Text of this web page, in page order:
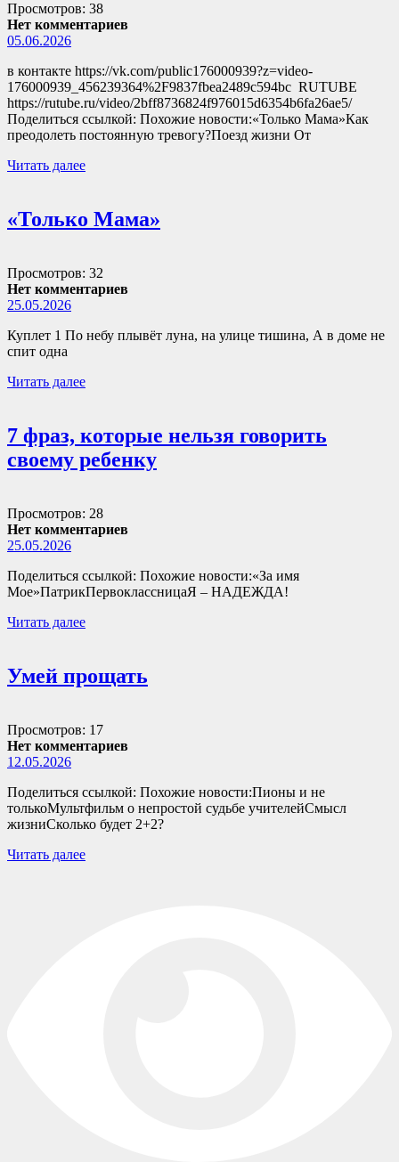
Просмотров: 38
Нет комментариев
05.06.2026
в контакте https://vk.com/public176000939?z=video-
176000939_456239364%2F9837fbea2489c594bc RUTUBE
https://rutube.ru/video/2bff8736824f976015d6354b6fa26ae5/
Поделиться ссылкой: Похожие новости:«Только Мама»Как
преодолеть постоянную тревогу?Поезд жизни От
Читать далее
«Только Мама»
Просмотров: 32
Нет комментариев
25.05.2026
Куплет 1 По небу плывёт луна, на улице тишина, А в доме не
спит одна
Читать далее
7 фраз, которые нельзя говорить
своему ребенку
Просмотров: 28
Нет комментариев
25.05.2026
Поделиться ссылкой: Похожие новости:«За имя
Мое»ПатрикПервоклассницаЯ – НАДЕЖДА!
Читать далее
Умей прощать
Просмотров: 17
Нет комментариев
12.05.2026
Поделиться ссылкой: Похожие новости:Пионы и не
толькоМультфильм о непростой судьбе учителейСмысл
жизниСколько будет 2+2?
Читать далее